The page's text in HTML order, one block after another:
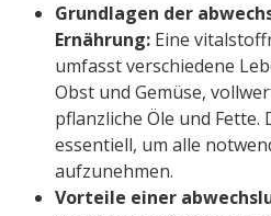
Grundlagen der
Ernährung: Eine
umfasst verschiedene
Obst und Gemüse,
pflanzliche Öle und Fette.
essentiell, um alle
aufzunehmen.
Vorteile einer